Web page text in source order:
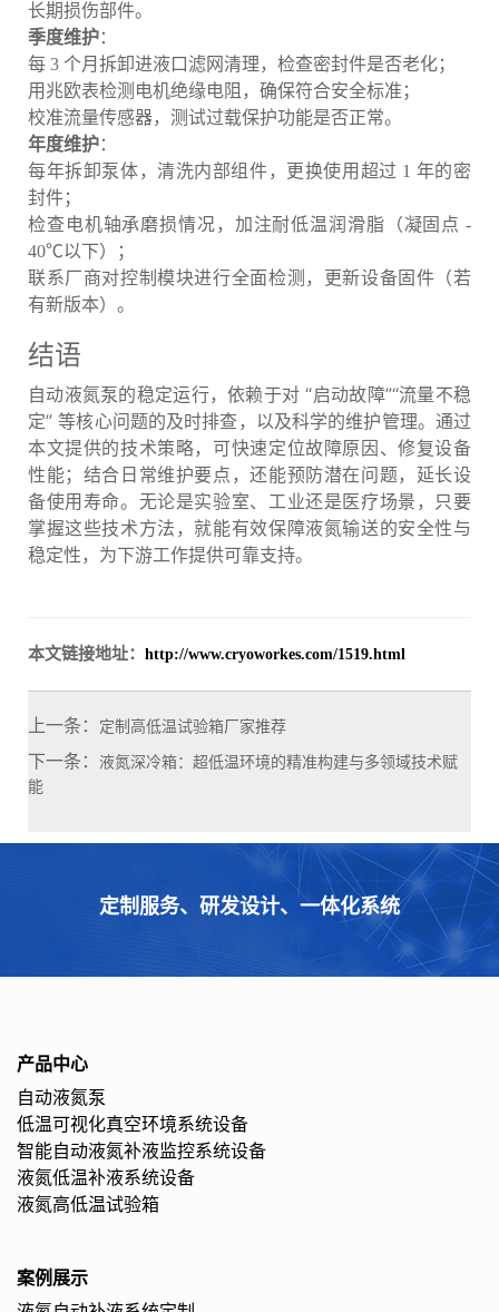
长期损伤部件。
季度维护：
每 3 个月拆卸进液口滤网清理，检查密封件是否老化；
用兆欧表检测电机绝缘电阻，确保符合安全标准；
校准流量传感器，测试过载保护功能是否正常。
年度维护：
每年拆卸泵体，清洗内部组件，更换使用超过 1 年的密
封件；
检查电机轴承磨损情况，加注耐低温润滑脂（凝固点 -
40℃以下）；
联系厂商对控制模块进行全面检测，更新设备固件（若
有新版本）。
结语
自动液氮泵的稳定运行，依赖于对 “启动故障”“流量不稳
定” 等核心问题的及时排查，以及科学的维护管理。通过
本文提供的技术策略，可快速定位故障原因、修复设备
性能；结合日常维护要点，还能预防潜在问题，延长设
备使用寿命。无论是实验室、工业还是医疗场景，只要
掌握这些技术方法，就能有效保障液氮输送的安全性与
稳定性，为下游工作提供可靠支持。
本文链接地址： http://www.cryoworkes.com/1519.html
上一条： 定制高低温试验箱厂家推荐
下一条：
液氮深冷箱：超低温环境的精准构建与多领域技术赋
能
定制服务、研发设计、一体化系统
产品中心
自动液氮泵
低温可视化真空环境系统设备
智能自动液氮补液监控系统设备
液氮低温补液系统设备
液氮高低温试验箱
案例展示